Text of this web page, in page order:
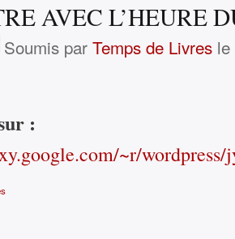
AVEC L’HEURE
Soumis parTemps de Livres
:
~r/